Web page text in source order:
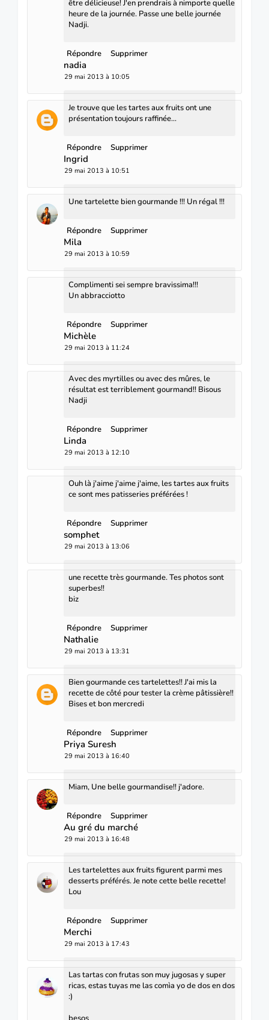
être délicieuse! J'en prendrais à nimporte quelle
heure de la journée. Passe une belle journée
Nadji.
Répondre Supprimer
nadia
29 mai 2013 à 10:05
Je trouve que les tartes aux fruits ont une
présentation toujours raffinée...
Répondre Supprimer
Ingrid
29 mai 2013 à 10:51
Une tartelette bien gourmande !!! Un régal !!!
Répondre Supprimer
Mila
29 mai 2013 à 10:59
Complimenti sei sempre bravissima!!!
Un abbracciotto
Répondre Supprimer
Michèle
29 mai 2013 à 11:24
Avec des myrtilles ou avec des mûres, le
résultat est terriblement gourmand!! Bisous
Nadji
Répondre Supprimer
Linda
29 mai 2013 à 12:10
Ouh là j'aime j'aime j'aime, les tartes aux fruits
ce sont mes patisseries préférées !
Répondre Supprimer
somphet
29 mai 2013 à 13:06
une recette très gourmande. Tes photos sont
superbes!!
biz
Répondre Supprimer
Nathalie
29 mai 2013 à 13:31
Bien gourmande ces tartelettes!! J'ai mis la
recette de côté pour tester la crème pâtissière!!
Bises et bon mercredi
Répondre Supprimer
Priya Suresh
29 mai 2013 à 16:40
Miam, Une belle gourmandise!! j'adore.
Répondre Supprimer
Au gré du marché
29 mai 2013 à 16:48
Les tartelettes aux fruits figurent parmi mes
desserts préférés. Je note cette belle recette!
Lou
Répondre Supprimer
Merchi
29 mai 2013 à 17:43
Las tartas con frutas son muy jugosas y super
ricas, estas tuyas me las comìa yo de dos en dos
:)